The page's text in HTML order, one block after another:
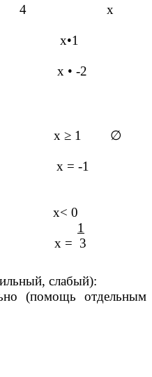
4 х
•1
х • -2
≥ 1 ∅
х = -1
0
3 1
3
слабый):
(помощь отдельным